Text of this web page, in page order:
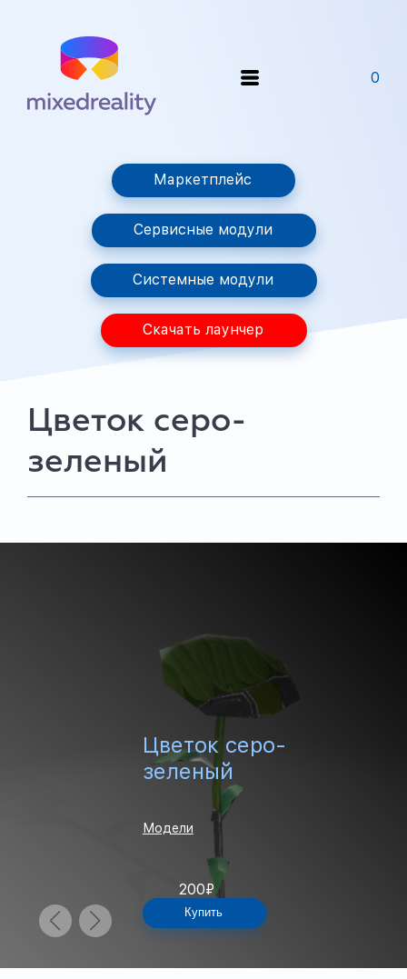
0
Маркетплейс
Сервисные модули
Системные модули
Скачать лаунчер
Цветок серо-
зеленый
Цветок серо-
зеленый
Модели
200₽
Купить